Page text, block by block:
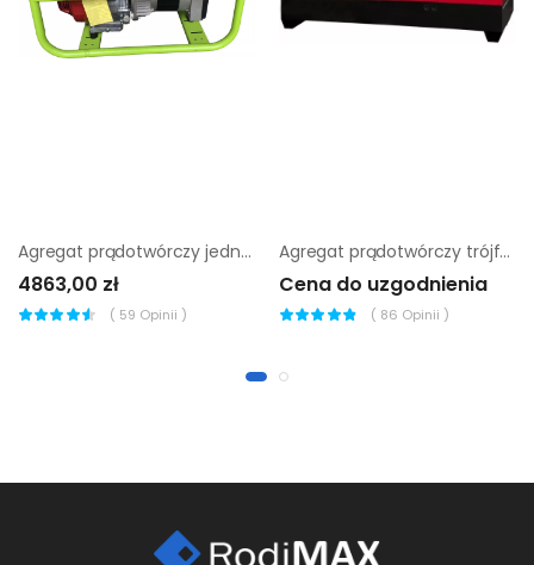
Agregat prądotwórczy jednofazowy Pramac MES5000
4863,00 zł
( 59 Opinii )
Agregat prądotwórczy trójfazowy Endress ESE 110 PW/AS
Cena do uzgodnienia
( 86 Opinii )